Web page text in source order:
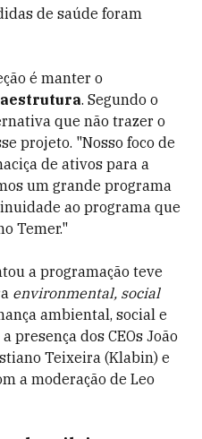
de saúde foram
é manter o
. Segundo o
que não trazer o
projeto. "Nosso foco de
de ativos para a
um grande programa
ao programa que
Temer."
a programação teve
environmental, social
ambiental, social e
presença dos CEOs João
Teixeira (Klabin) e
a moderação de Leo